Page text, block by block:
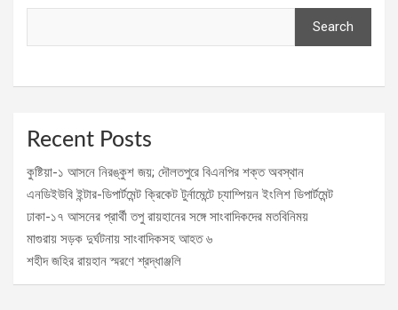
Search
Recent Posts
কুষ্টিয়া-১ আসনে নিরঙ্কুশ জয়; দৌলতপুরে বিএনপির শক্ত অবস্থান
এনডিইউবি ইন্টার-ডিপার্টমেন্ট ক্রিকেট টুর্নামেন্টে চ্যাম্পিয়ন ইংলিশ ডিপার্টমেন্ট
ঢাকা-১৭ আসনের প্রার্থী তপু রায়হানের সঙ্গে সাংবাদিকদের মতবিনিময়
মাগুরায় সড়ক দুর্ঘটনায় সাংবাদিকসহ আহত ৬
শহীদ জহির রায়হান স্মরণে শ্রদ্ধাঞ্জলি